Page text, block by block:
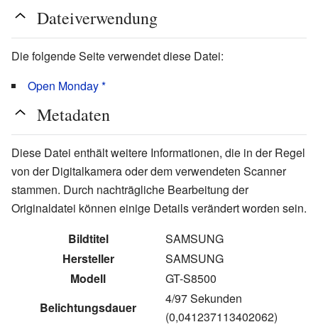
Dateiverwendung
Die folgende Seite verwendet diese Datei:
Open Monday *
Metadaten
Diese Datei enthält weitere Informationen, die in der Regel
von der Digitalkamera oder dem verwendeten Scanner
stammen. Durch nachträgliche Bearbeitung der
Originaldatei können einige Details verändert worden sein.
Bildtitel
SAMSUNG
Hersteller
SAMSUNG
Modell
GT-S8500
Belichtungsdauer
4/97 Sekunden
(0,041237113402062)